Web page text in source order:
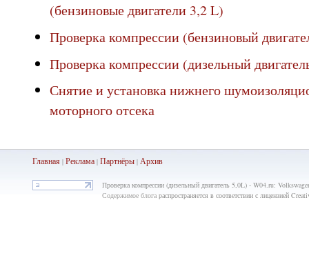
(бензиновые двигатели 3,2 L)
Проверка компрессии (бензиновый
Проверка компрессии (дизельный
Снятие и установка нижнего
моторного отсека
Главная| Реклама| Партнёры| Архив
Проверка компрессии (дизельный двигатель 5,0L) - W04.ru:
Содержимое блогараспространяется в соответствии с лицензией